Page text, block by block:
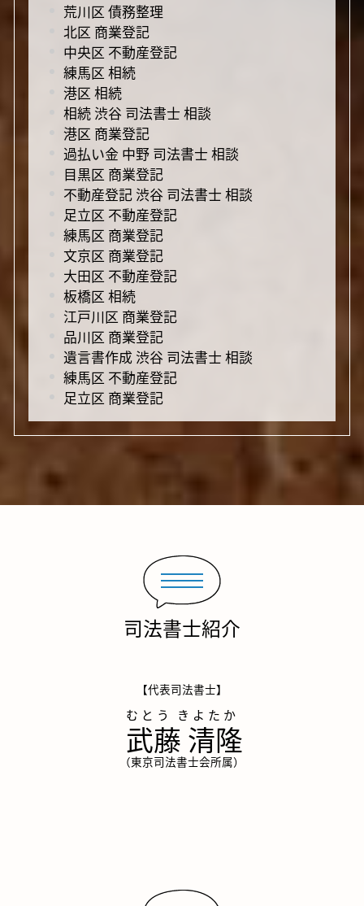
荒川区 債務整理
北区 商業登記
中央区 不動産登記
練馬区 相続
港区 相続
相続 渋谷 司法書士 相談
港区 商業登記
過払い金 中野 司法書士 相談
目黒区 商業登記
不動産登記 渋谷 司法書士 相談
足立区 不動産登記
練馬区 商業登記
文京区 商業登記
大田区 不動産登記
板橋区 相続
江戸川区 商業登記
品川区 商業登記
遺言書作成 渋谷 司法書士 相談
練馬区 不動産登記
足立区 商業登記
司法書士紹介
【代表司法書士】
武藤 清隆
（東京司法書士会所属）